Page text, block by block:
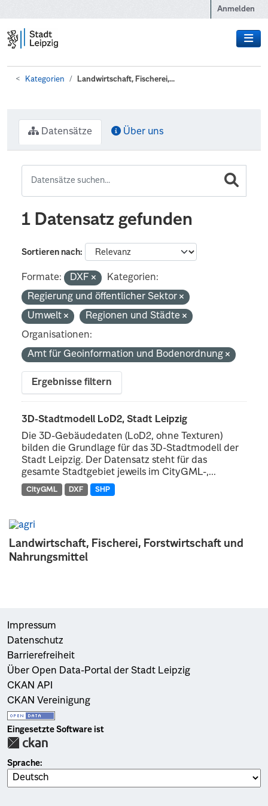
Anmelden
Kategorien Landwirtschaft, Fischerei,...
Landwirtschaft, Fischerei, Forstwirtschaft und
Nahrungsmittel
Datensätze Über uns
1 Datensatz gefunden
Sortieren nach
Formate: DXF
Kategorien:
Regierung und öffentlicher Sektor
Umwelt
Regionen und Städte
Organisationen:
Amt für Geoinformation und Bodenordnung
Ergebnisse filtern
3D-Stadtmodell LoD2, Stadt Leipzig
Die 3D-Gebäudedaten (LoD2, ohne Texturen)
bilden die Grundlage für das 3D-Stadtmodell der
Stadt Leipzig. Der Datensatz steht für das
gesamte Stadtgebiet jeweils im CityGML-,...
CityGML DXF SHP
Impressum
Datenschutz
Barrierefreiheit
Über Open Data-Portal der Stadt Leipzig
CKAN API
CKAN Vereinigung
Eingesetzte Software ist
Sprache